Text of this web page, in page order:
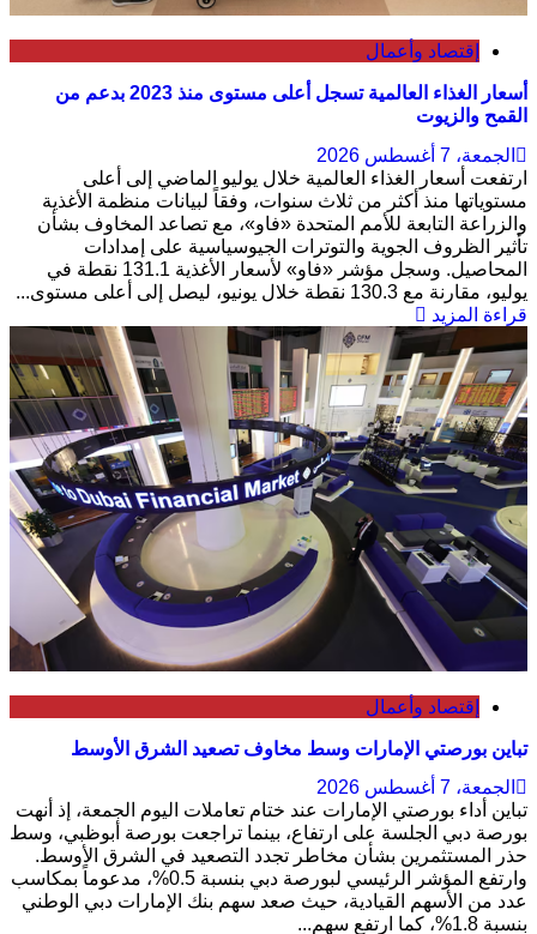
إقتصاد وأعمال
أسعار الغذاء العالمية تسجل أعلى مستوى منذ 2023 بدعم من
القمح والزيوت
الجمعة، 7 أغسطس 2026
ارتفعت أسعار الغذاء العالمية خلال يوليو الماضي إلى أعلى
مستوياتها منذ أكثر من ثلاث سنوات، وفقاً لبيانات منظمة الأغذية
والزراعة التابعة للأمم المتحدة «فاو»، مع تصاعد المخاوف بشأن
تأثير الظروف الجوية والتوترات الجيوسياسية على إمدادات
المحاصيل. وسجل مؤشر «فاو» لأسعار الأغذية 131.1 نقطة في
يوليو، مقارنة مع 130.3 نقطة خلال يونيو، ليصل إلى أعلى مستوى...
قراءة المزيد
إقتصاد وأعمال
تباين بورصتي الإمارات وسط مخاوف تصعيد الشرق الأوسط
الجمعة، 7 أغسطس 2026
تباين أداء بورصتي الإمارات عند ختام تعاملات اليوم الجمعة، إذ أنهت
بورصة دبي الجلسة على ارتفاع، بينما تراجعت بورصة أبوظبي، وسط
حذر المستثمرين بشأن مخاطر تجدد التصعيد في الشرق الأوسط.
وارتفع المؤشر الرئيسي لبورصة دبي بنسبة 0.5%، مدعوماً بمكاسب
عدد من الأسهم القيادية، حيث صعد سهم بنك الإمارات دبي الوطني
بنسبة 1.8%، كما ارتفع سهم...